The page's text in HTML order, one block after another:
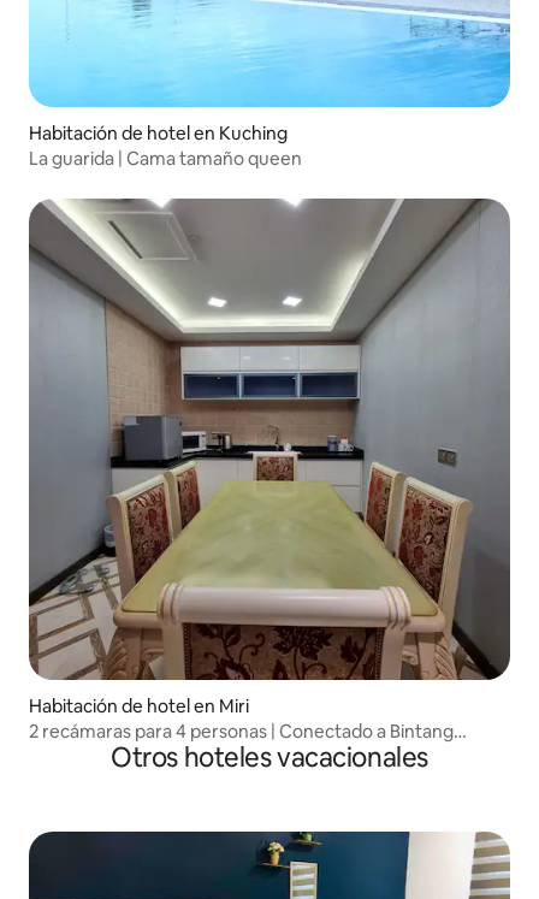
Habitación de hotel en Kuching
La guarida | Cama tamaño queen
Habitación de hotel en Miri
2 recámaras para 4 personas | Conectado a Bintang
Otros hoteles vacacionales